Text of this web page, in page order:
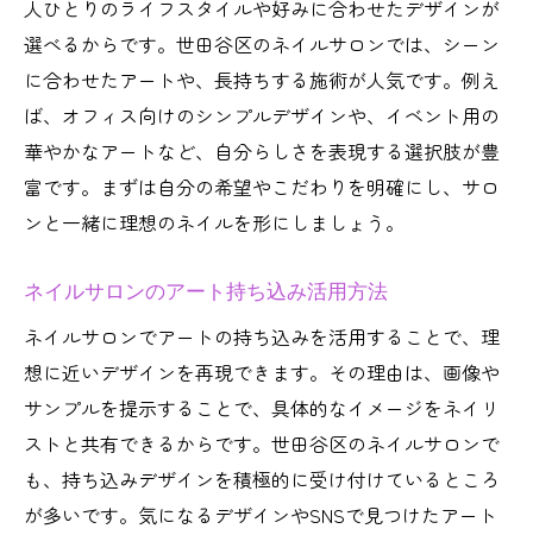
人ひとりのライフスタイルや好みに合わせたデザインが
選べるからです。世田谷区のネイルサロンでは、シーン
に合わせたアートや、長持ちする施術が人気です。例え
ば、オフィス向けのシンプルデザインや、イベント用の
華やかなアートなど、自分らしさを表現する選択肢が豊
富です。まずは自分の希望やこだわりを明確にし、サロ
ンと一緒に理想のネイルを形にしましょう。
ネイルサロンのアート持ち込み活用方法
ネイルサロンでアートの持ち込みを活用することで、理
想に近いデザインを再現できます。その理由は、画像や
サンプルを提示することで、具体的なイメージをネイリ
ストと共有できるからです。世田谷区のネイルサロンで
も、持ち込みデザインを積極的に受け付けているところ
が多いです。気になるデザインやSNSで見つけたアート